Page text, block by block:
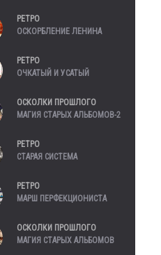
РЕТРО
ОСКОРБЛЕНИЕ ЛЕНИНА
РЕТРО
ОЧКАТЫЙ И УСАТЫЙ
ОСКОЛКИ ПРОШЛОГО
МАГИЯ СТАРЫХ АЛЬБОМОВ-2
РЕТРО
СТАРАЯ СИСТЕМА
РЕТРО
МАРШ ПЕРФЕКЦИОНИСТА
ОСКОЛКИ ПРОШЛОГО
МАГИЯ СТАРЫХ АЛЬБОМОВ